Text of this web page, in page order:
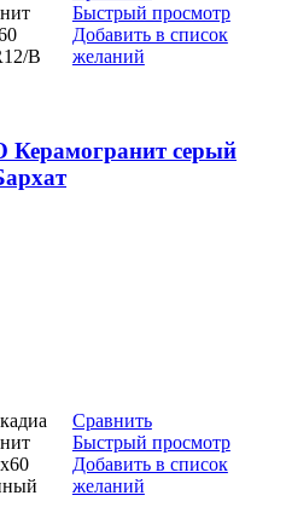
Быстрый просмотр
Добавить в список
желаний
серый
Сравнить
Быстрый просмотр
Добавить в список
желаний